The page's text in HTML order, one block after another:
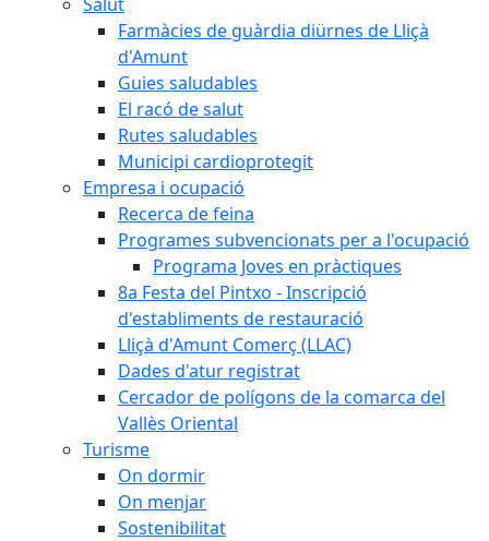
Farmàcies de guàrdia diürnes de Lliçà
d'Amunt
Guies saludables
El racó de salut
Rutes saludables
Municipi cardioprotegit
Empresa i ocupació
Recerca de feina
Programes subvencionats per a l'ocupació
Programa Joves en pràctiques
8a Festa del Pintxo - Inscripció
d'establiments de restauració
Lliçà d'Amunt Comerç (LLAC)
Dades d'atur registrat
Cercador de polígons de la comarca del
Vallès Oriental
Turisme
On dormir
On menjar
Sostenibilitat